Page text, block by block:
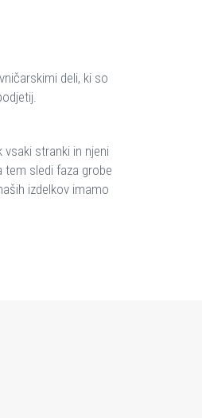
deli, ki so
stranki in njeni
tem sledi faza grobe
izdelkov imamo